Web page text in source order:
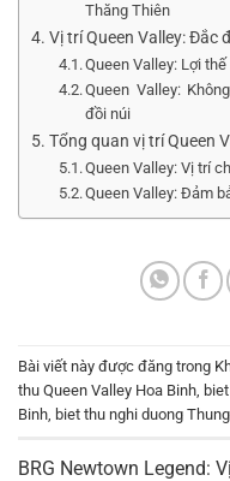
Thăng Thiên
Vị trí Queen Valley: Đắc
Queen Valley: Lợi
Queen Valley:
đồi núi
Tổng quan vị trí Queen
Queen Valley: Vị trí
Queen Valley: Đảm
Bài viết này được đăng trong
thu Queen Valley Hoa Binh
Binh biet thu nghi duong
BRG Newtown Legend: